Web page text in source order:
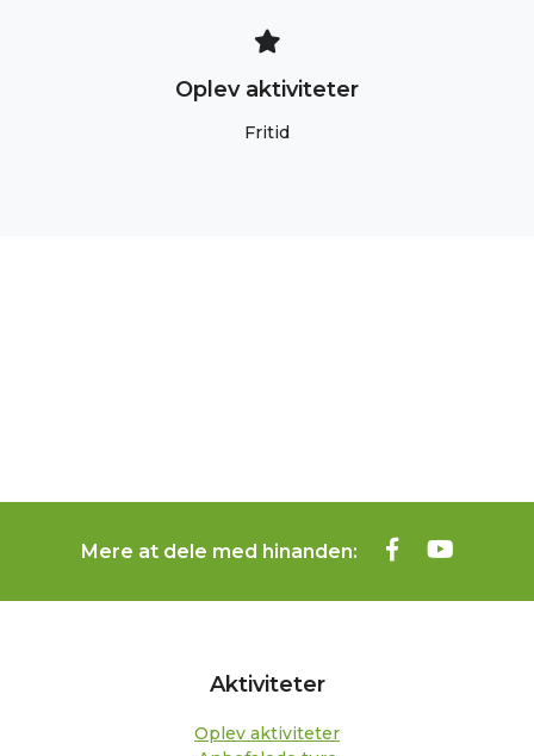
Oplev aktiviteter
Fritid
Mere at dele med hinanden:
Aktiviteter
Oplev aktiviteter